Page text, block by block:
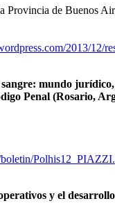
Provincia de Buenos
2013/12/
sangre: mundo
Penal (Rosario,
y el